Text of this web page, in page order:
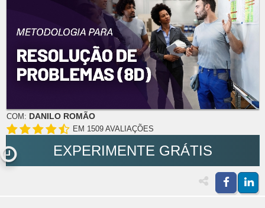
COM: DANILO ROMÃO
EM 1509 AVALIAÇÕES
EXPERIMENTE GRÁTIS